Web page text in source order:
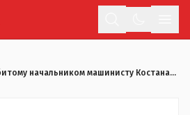
Избитому начальником машинисту Костанайского локомотивного депо выплатят 200 000 тенге за моральный вред